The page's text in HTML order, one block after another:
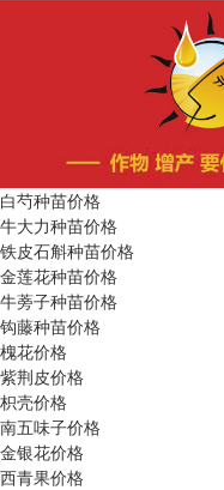
白芍种苗价格
牛大力种苗价格
铁皮石斛种苗价格
金莲花种苗价格
牛蒡子种苗价格
钩藤种苗价格
槐花价格
紫荆皮价格
枳壳价格
南五味子价格
金银花价格
西青果价格